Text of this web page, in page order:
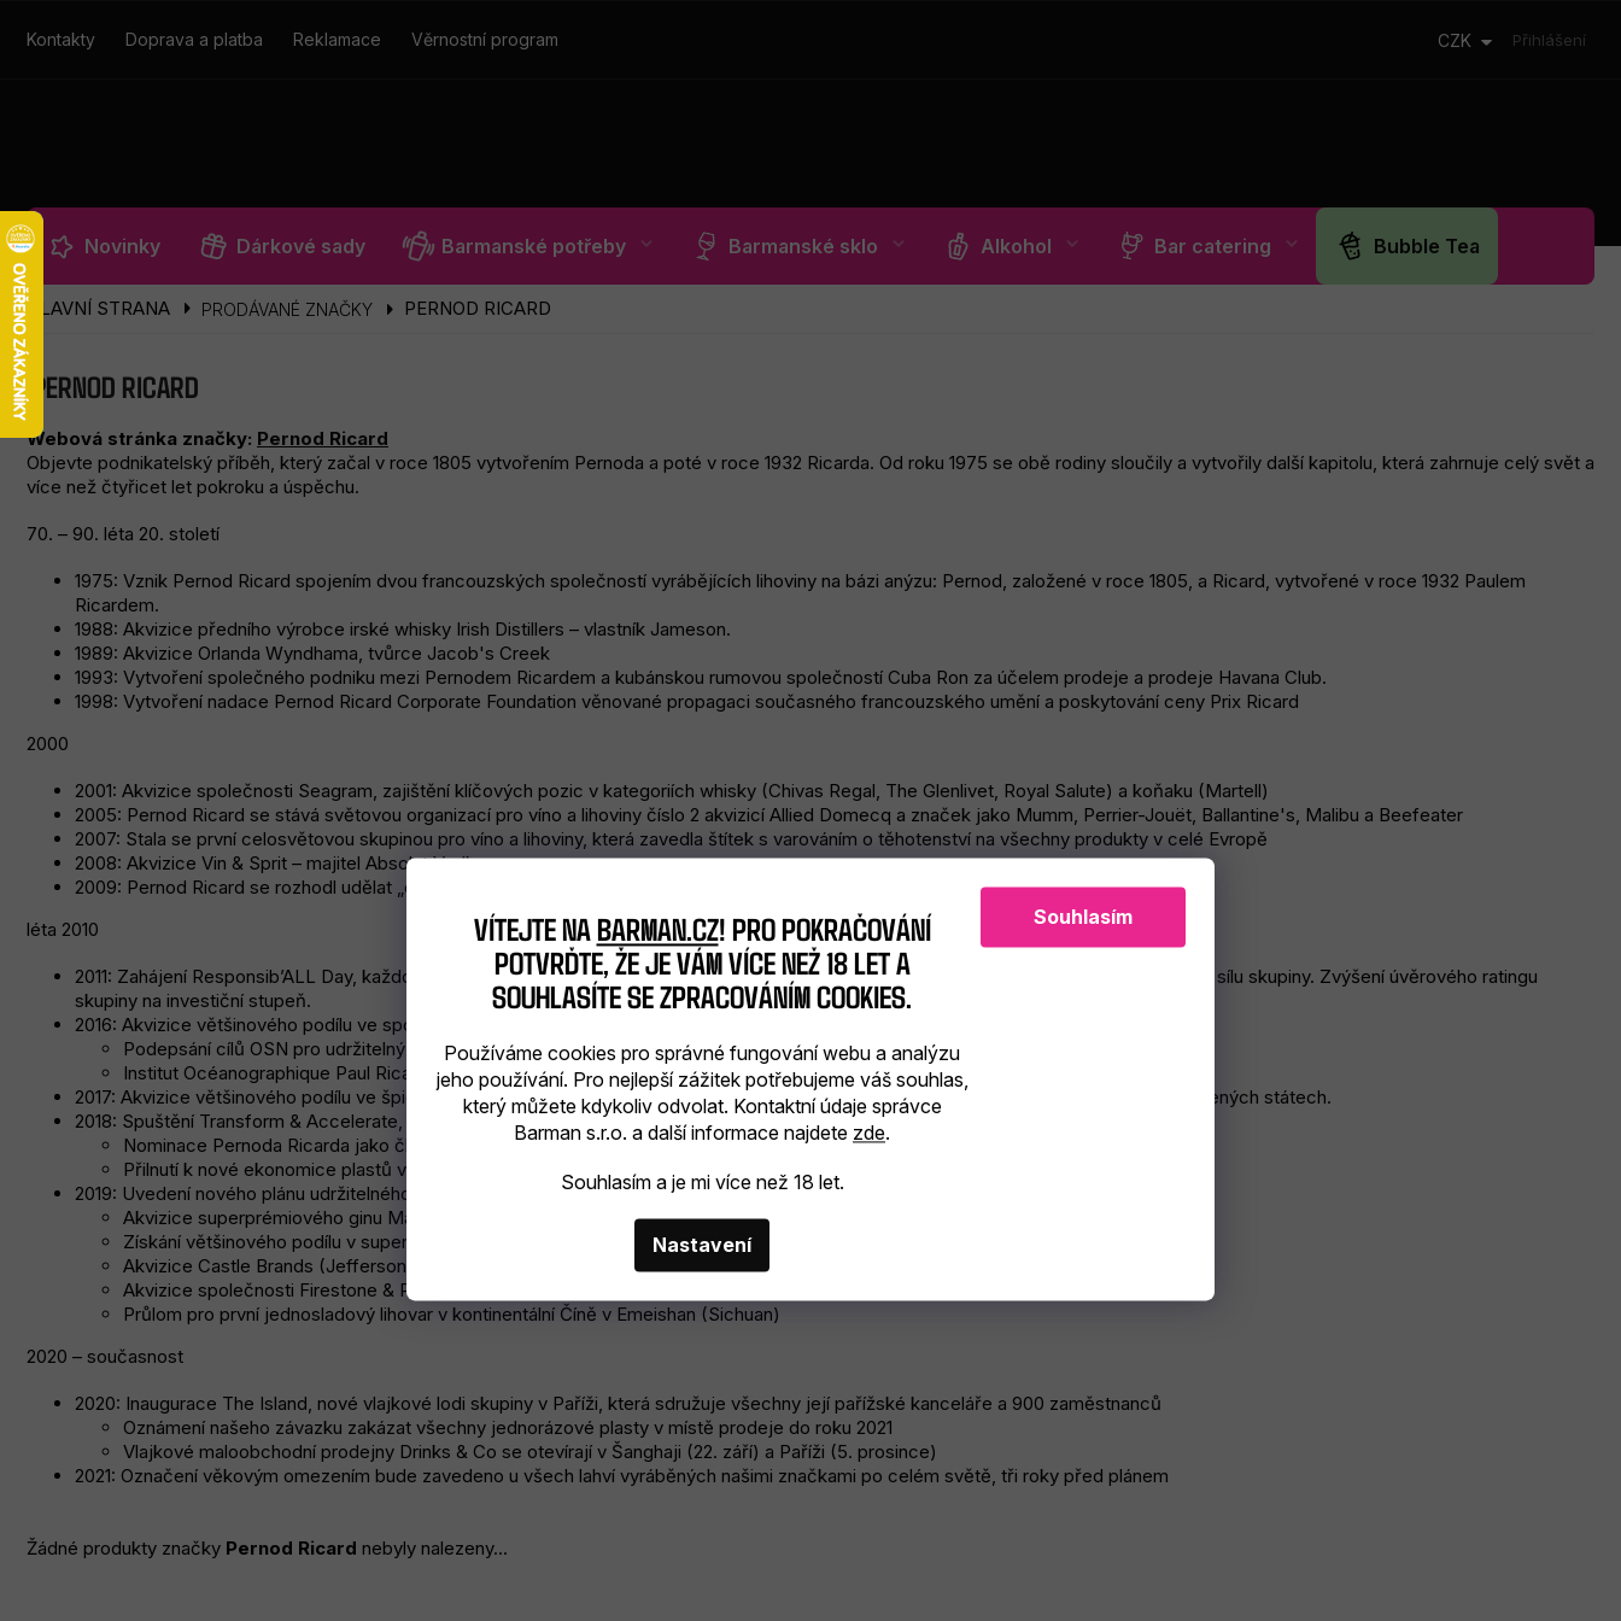
VÍTEJTE NABARMAN.CZ! PRO POKRAČOVÁNÍ
POTVRĎTE, ŽE JE VÁM VÍCE NEŽ 18 LET A
SOUHLASÍTE SE ZPRACOVÁNÍM COOKIES.
Používáme cookies pro správné fungování webu a analýzu
jeho používání. Pro nejlepší zážitek potřebujeme váš souhlas,
který můžete kdykoliv odvolat. Kontaktní údaje správce
Barman s.r.o. a další informace najdete zde.
Souhlasím a je mi více než 18 let.
Nastavení
Souhlasím
Kontakty Doprava a platba Reklamace Věrnostní program CZK Přihlášení
Novinky Dárkové sady Barmanské potřeby Barmanské sklo Alkohol Bar catering Bubble Tea
PRODÁVANÉ ZNAČKY PERNOD RICARD
PERNOD RICARD
Webová stránka značky: Pernod Ricard
Objevte podnikatelský příběh, který začal v roce 1805 vytvořením Pernoda a poté v roce 1932 Ricarda. Od roku 1975 se obě rodiny sloučily a vytvořily další kapitolu, která zahrnuje celý svět a
více než čtyřicet let pokroku a úspěchu.
70. – 90. léta 20. století
1975: Vznik Pernod Ricard spojením dvou francouzských společností vyrábějících lihoviny na bázi anýzu: Pernod, založené v roce 1805, a Ricard, vytvořené v roce 1932 Paulem
Ricardem.
1988: Akvizice předního výrobce irské whisky Irish Distillers – vlastník Jameson.
1989: Akvizice Orlanda Wyndhama, tvůrce Jacob's Creek
1993: Vytvoření společného podniku mezi Pernodem Ricardem a kubánskou rumovou společností Cuba Ron za účelem prodeje a prodeje Havana Club.
1998: Vytvoření nadace Pernod Ricard Corporate Foundation věnované propagaci současného francouzského umění a poskytování ceny Prix Ricard
2000
2001: Akvizice společnosti Seagram, zajištění klíčových pozic v kategoriích whisky (Chivas Regal, The Glenlivet, Royal Salute) a koňaku (Martell)
2005: Pernod Ricard se stává světovou organizací pro víno a lihoviny číslo 2 akvizicí Allied Domecq a značek jako Mumm, Perrier-Jouët, Ballantine's, Malibu a Beefeater
2007: Stala se první celosvětovou skupinou pro víno a lihoviny, která zavedla štítek s varováním o těhotenství na všechny produkty v celé Evropě
2008: Akvizice Vin & Sprit – majitel Absolut Vodky
2009: Pernod Ricard se rozhodl udělat „créateurs de convivialité“ svůj nový firemní podpis
léta 2010
2011: Zahájení Responsib’ALL Day, každoroční společenské dobrovolnické akce společnosti Pernod Ricard, která zahrnuje celou pracovní sílu skupiny. Zvýšení úvěrového ratingu
skupiny na investiční stupeň.
2016: Akvizice většinového podílu ve společnosti Black Forest Distillers GmbH – vlastník superprémiového ginu Monkey 47.
Podepsání cílů OSN pro udržitelný rozvoj.
Institut Océanographique Paul Ricard slaví 50. výročí.
2017: Akvizice většinového podílu ve špičkovém výrobci bourbonů Smooth Ambler a v Del Maguey Single Village, mezcalu číslo 1 ve Spojených státech.
2018: Spuštění Transform & Accelerate, strategického plánu Pernoda Ricarda
Nominace Pernoda Ricarda jako člena Global Compact Lead.
Přilnutí k nové ekonomice plastů vedené nadací Ellen MacArthur Foundation
2019: Uvedení nového plánu udržitelného rozvoje a odpovědnosti do roku 2030 „Dobré časy z dobrého místa“.
Akvizice superprémiového ginu Malfy.
Získání většinového podílu v superprémiové bourbonové whisky Rabbit Hole
Akvizice Castle Brands (Jefferson's), rozšíření našeho portfolia bourbonů a whisky
Akvizice společnosti Firestone & Robertson Distilling Co., vlastníka superprémiové texaské whisky TX
Průlom pro první jednosladový lihovar v kontinentální Číně v Emeishan (Sichuan)
2020 – současnost
2020: Inaugurace The Island, nové vlajkové lodi skupiny v Paříži, která sdružuje všechny její pařížské kanceláře a 900 zaměstnanců
Oznámení našeho závazku zakázat všechny jednorázové plasty v místě prodeje do roku 2021
Vlajkové maloobchodní prodejny Drinks & Co se otevírají v Šanghaji (22. září) a Paříži (5. prosince)
2021: Označení věkovým omezením bude zavedeno u všech lahví vyráběných našimi značkami po celém světě, tři roky před plánem
Žádné produkty značky Pernod Ricard nebyly nalezeny...